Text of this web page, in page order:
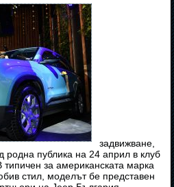
задвижване,
публика на 24 април в клуб
за американската марка
стил, моделът бе представен